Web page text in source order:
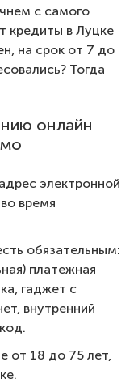
с самого
кредиты в Луцке
на срок от 7 до
Тогда
онлайн
электронной
время
обязательным:
платежная
гаджет с
внутренний
от 18 до 75 лет,